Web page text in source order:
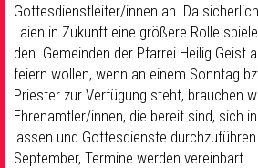
Gemeinschaft & Soziales
Musik& Kultur
Seelsorge & Kontakt
Gottesdienstleiter/innen an. Da
Laien in Zukunft eine größere Rolle
den Gemeinden der Pfarrei Heilig Geist
feiern wollen, wenn an einem Sonntag
Priester zur Verfügung steht, brauchen
Ehrenamtler/innen, die bereit sind, sich
lassen und Gottesdienste
September, Termine werden vereinbart.